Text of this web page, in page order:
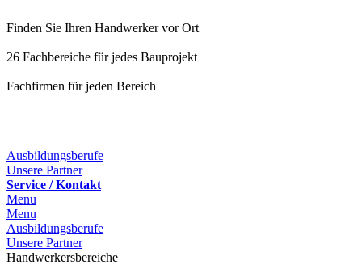
Finden Sie Ihren Handwerker vor Ort
26 Fachbereiche für jedes Bauprojekt
Fachfirmen für jeden Bereich
Ausbildungsberufe
Unsere Partner
Service / Kontakt
Menu
Menu
Ausbildungsberufe
Unsere Partner
Handwerkersbereiche